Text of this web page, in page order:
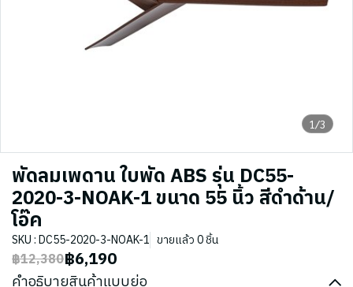
1/3
พัดลมเพดาน ใบพัด ABS รุ่น DC55-
2020-3-NOAK-1 ขนาด 55 นิ้ว สีดำด้าน/
โอ๊ค
SKU : DC55-2020-3-NOAK-1 ขายแล้ว 0 ชิ้น
฿12,380฿6,190
คำอธิบายสินค้าแบบย่อ